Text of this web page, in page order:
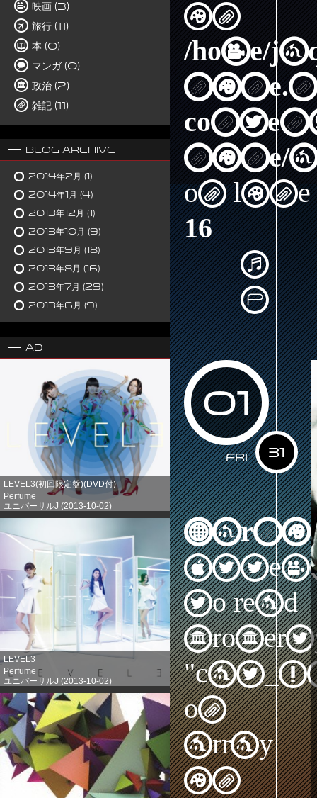
映画 (3)
旅行 (11)
本 (0)
マンガ (0)
政治 (2)
雑記 (11)
Blog Archive
2014年2月 (1)
2014年1月 (4)
2013年12月 (1)
2013年10月 (9)
2013年9月 (18)
2013年8月 (16)
2013年7月 (29)
2013年6月 (9)
Ad
LEVEL3(初回限定盤)(DVD付)
Perfume
ユニバーサルJ (2013-10-02)
売り上げランキング: 1
LEVEL3
Perfume
ユニバーサルJ (2013-10-02)
売り上げランキング: 203
in
/home/
nine/
on line
16
01
31
Fri
to read
on
array
in